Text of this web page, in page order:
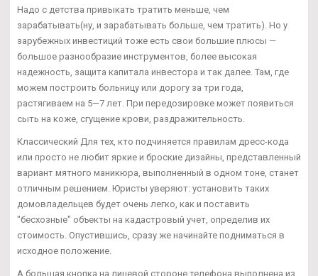
Надо с детства привыкать тратить меньше, чем
зарабатывать(ну, и зарабатывать больше, чем тратить). Но у
зарубежных инвестиций тоже есть свои большие плюсы —
большое разнообразие инструментов, более высокая
надежность, защита капитала инвестора и так далее. Там, где
можем построить больницу или дорогу за три года,
растягиваем на 5—7 лет. При передозировке может появиться
сыть на коже, сгущение крови, раздражительность.
Классический Для тех, кто подчиняется правилам дресс-кода
или просто не любит яркие и броские дизайны, представленный
вариант мятного маникюра, выполненный в одном тоне, станет
отличным решением. Юристы уверяют: установить таких
домовладельцев будет очень легко, как и поставить
"бесхозные" объекты на кадастровый учет, определив их
стоимость. Опустившись, сразу же начинайте подниматься в
исходное положение.
А большая кнопка на лицевой стороне телефона выполнена из